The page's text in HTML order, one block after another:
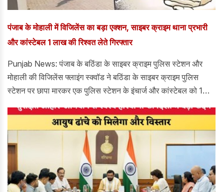
पंजाब के मोहाली में विजिलेंस का बड़ा एक्शन, साइबर क्राइम थाना प्रभारी
और कांस्टेबल 1 लाख की रिश्वत लेते गिरफ्तार
Punjab News: पंजाब के बठिंडा के साइबर क्राइम पुलिस स्टेशन और
मोहाली की विजिलेंस फ्लाइंग स्क्वॉड ने बठिंडा के साइबर क्राइम पुलिस
स्टेशन पर छापा मारकर एक पुलिस स्टेशन के इंचार्ज और कांस्टेबल को 1
के बाद विजिलेंस दोनों आरोपियों को अपने साथ मोहाली ले गई।
शिकायतकर्ता ने मुख्यमंत्री भगवंत मान का धन्यवाद किया।